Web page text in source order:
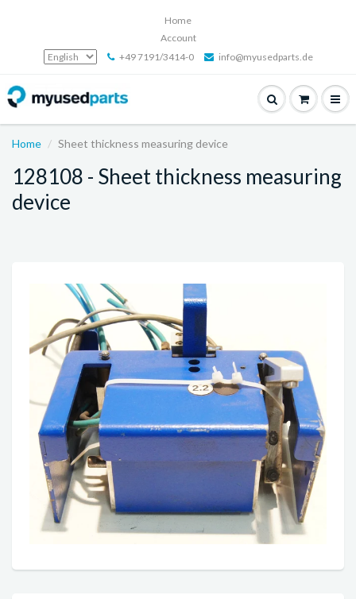
Home
Account
+49 7191/3414-0
info@myusedparts.de
Home Sheet thickness measuring device
128108 - Sheet thickness measuring
device